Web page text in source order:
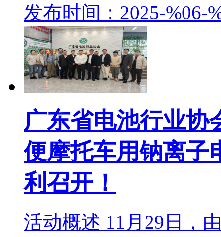
发布时间：2025-%06-
广东省电池行业协
便摩托车用钠离子
利召开！
活动概述 11月29日，